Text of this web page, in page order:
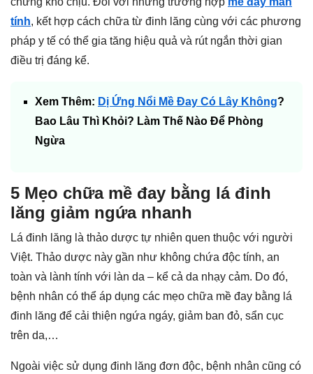
tính, kết hợp cách chữa từ đinh lăng cùng với các phương
pháp y tế có thể gia tăng hiệu quả và rút ngắn thời gian
điều trị đáng kể.
Xem Thêm: Dị Ứng Nổi Mề Đay Có Lây Không?
Bao Lâu Thì Khỏi? Làm Thế Nào Để Phòng
Ngừa
5 Mẹo chữa mề đay bằng lá đinh
lăng giảm ngứa nhanh
Lá đinh lăng là thảo dược tự nhiên quen thuộc với người
Việt. Thảo dược này gần như không chứa độc tính, an
toàn và lành tính với làn da – kể cả da nhạy cảm. Do đó,
bệnh nhân có thể áp dụng các mẹo chữa mề đay bằng lá
đinh lăng để cải thiện ngứa ngáy, giảm ban đỏ, sẩn cục
trên da,…
Ngoài việc sử dụng đinh lăng đơn độc, bệnh nhân cũng có